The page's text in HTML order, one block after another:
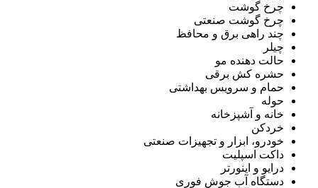
چرخ گوشت
چرخ گوشت صنعتی
چند راهی برق و محافظ
چیلر
حالت دهنده مو
حشره کش برقی
حمام و سرویس بهداشتی
حوله
خانه و آشپزخانه
خردکن
خودرو، ابزار و تجهیزات صنعتی
داکت اسپلیت
درایو و اینورتر
دستگاه آب جوش فوری